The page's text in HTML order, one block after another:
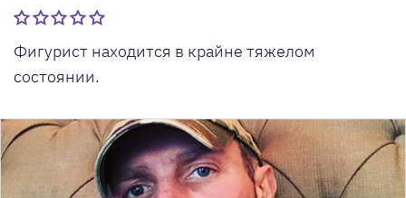
Фигурист находится в крайне тяжелом
состоянии.